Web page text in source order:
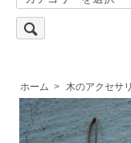
ホーム > 木のアクセサ